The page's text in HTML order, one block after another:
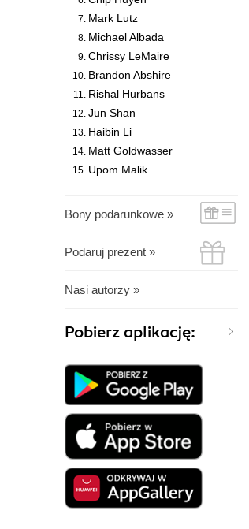
Mark Lutz
Michael Albada
Chrissy LeMaire
Brandon Abshire
Rishal Hurbans
Jun Shan
Haibin Li
Matt Goldwasser
Upom Malik
Bony podarunkowe »
Podaruj prezent »
Nasi autorzy »
Pobierz aplikację: